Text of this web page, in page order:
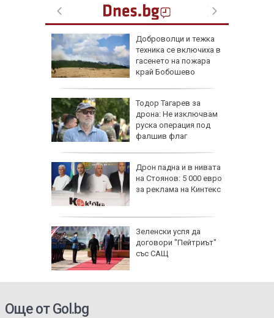
Доброволци и тежка
техника се включиха в
гасенето на пожара
край Бобошево
Тодор Тагарев за
дрона: Не изключвам
руска операция под
фалшив флаг
Дрон падна и в нивата
на Стоянов: 5 000 евро
за реклама на Кинтекс
Зеленски успя да
договори "Пейтриът"
със САЩ
Още от Gol.bg